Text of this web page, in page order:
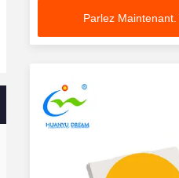
Parlez Maintenant.